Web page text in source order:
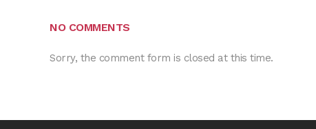
NO COMMENTS
Sorry, the comment form is closed at this time.